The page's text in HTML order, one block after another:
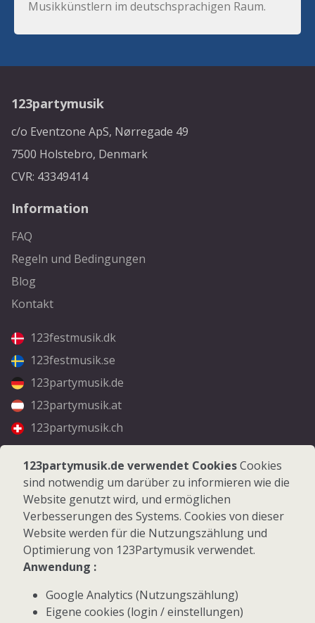
Musikkünstlern im deutschsprachigen Raum.
123partymusik
c/o Eventzone ApS, Nørregade 49
7500 Holstebro, Denmark
CVR: 43349414
Information
FAQ
Regeln und Bedingungen
Blog
Kontakt
123festmusik.dk
123festmusik.se
123partymusik.de
123partymusik.at
123partymusik.ch
Folgen Sie uns
Facebook
Instagram
© 2026 123Partymusik.de - Alle Rechte vorbehalten
123partymusik.de verwendet CookiesCookies
sind notwendig um darüber zu informieren wie die
Website genutzt wird, und ermöglichen
Verbesserungen des Systems. Cookies von dieser
Website werden für die Nutzungszählung und
Optimierung von 123Partymusik verwendet.
Anwendung :
Google Analytics (Nutzungszählung)
Eigene cookies (login / einstellungen)